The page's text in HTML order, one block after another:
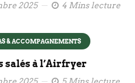
2025 4 Mins lecture
& ACCOMPAGNEMENTS
salés à l’Airfryer